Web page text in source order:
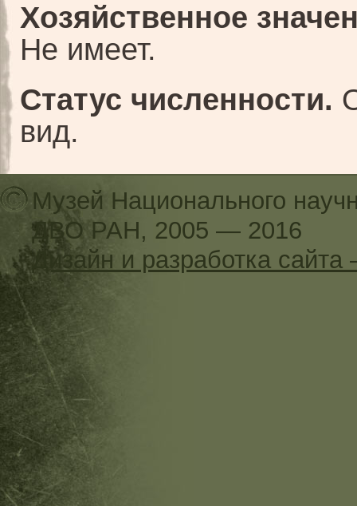
Хозяйственное
Не имеет.
Статус численности.
вид.
Музей Национального
ДВО РАН, 2005 — 2016
Дизайн и разработка